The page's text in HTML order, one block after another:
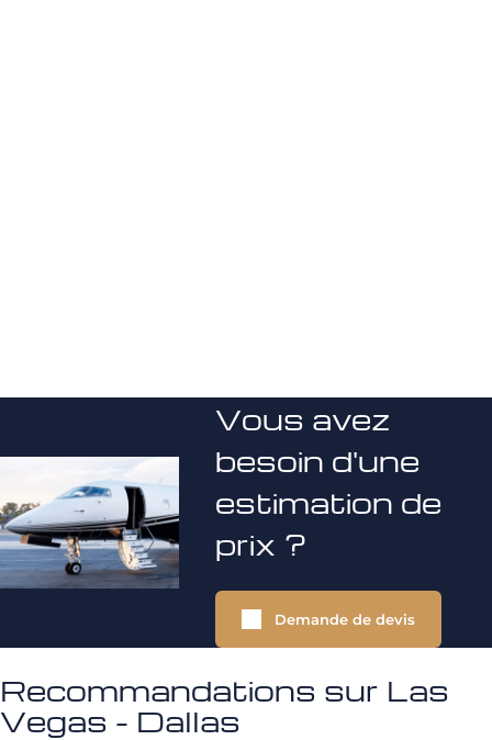
Vous avez
besoin d'une
estimation de
prix ?
Demande de devis
Recommandations sur Las
Vegas - Dallas